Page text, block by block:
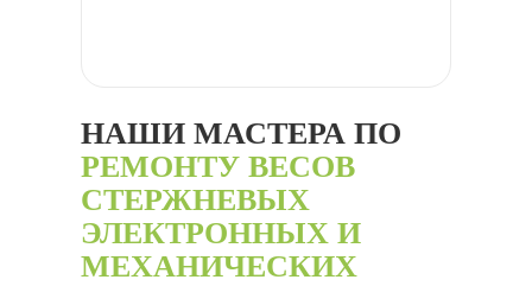
НАШИ МАСТЕРА ПО
РЕМОНТУ ВЕСОВ
СТЕРЖНЕВЫХ
ЭЛЕКТРОННЫХ И
МЕХАНИЧЕСКИХ